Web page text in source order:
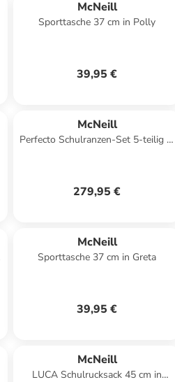
McNeill
Sporttasche 37 cm in Polly
39,95 €
McNeill
Perfecto Schulranzen-Set 5-teilig in
279,95 €
McNeill
Sporttasche 37 cm in Greta
39,95 €
McNeill
LUCA Schulrucksack 45 cm in